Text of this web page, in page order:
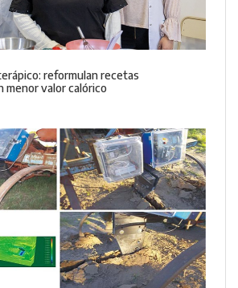
reformulan recetas
menor valor calórico